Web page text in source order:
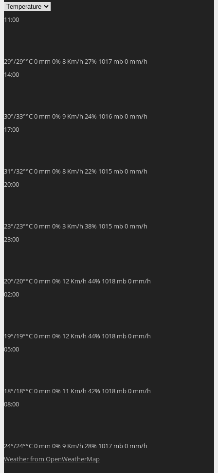
11:00
29°/29°°C0 mm 0% 8 Km/h 27% 1017 mb0 mm/h
14:00
30°/33°°C0 mm 0% 9 Km/h 24% 1016 mb0 mm/h
17:00
31°/32°°C0 mm 0% 8 Km/h 22% 1015 mb0 mm/h
20:00
23°/23°°C0 mm 0% 3 Km/h 38% 1015 mb0 mm/h
23:00
20°/20°°C0 mm 0% 12 Km/h 44% 1018 mb0 mm/h
02:00
19°/19°°C0 mm 0% 12 Km/h 44% 1018 mb0 mm/h
05:00
18°/18°°C0 mm 0% 11 Km/h 42% 1018 mb0 mm/h
08:00
24°/24°°C0 mm 0% 9 Km/h 28% 1017 mb0 mm/h
Weather from OpenWeatherMap